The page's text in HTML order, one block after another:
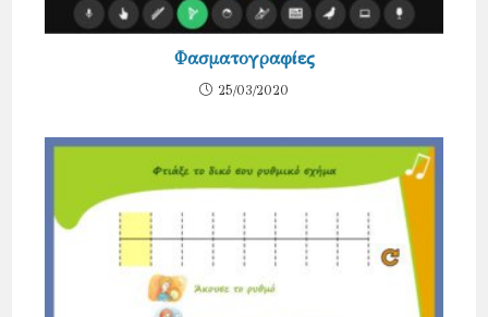
Φασματογραφίες
25/03/2020